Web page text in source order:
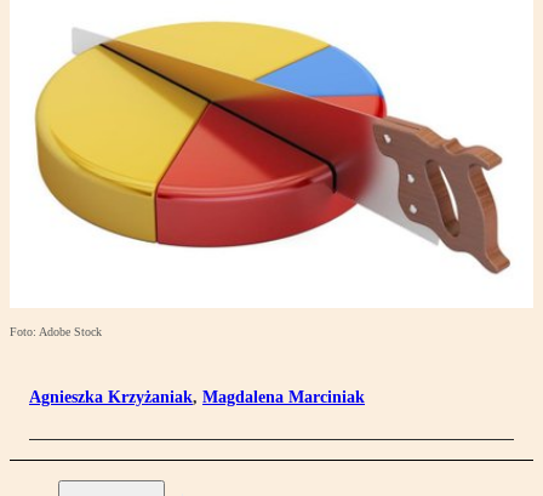
Foto: Adobe Stock
Agnieszka Krzyżaniak, Magdalena Marciniak